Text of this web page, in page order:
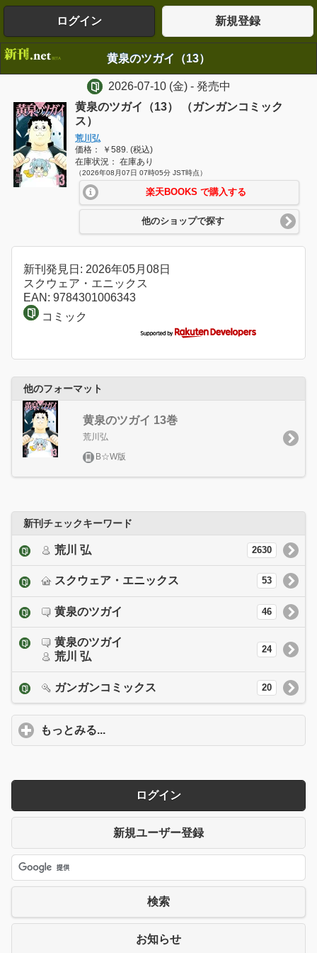
ログイン 新規登録
黄泉のツガイ（13）
2026-07-10(金)- 発売中
黄泉のツガイ（13） （ガンガンコミック
ス）
荒川弘
価格： ￥589. (税込)
在庫状況： 在庫あり
（2026年08月07日 07時05分 JST時点）
楽天BOOKS で購入する
他のショップで探す
新刊発見日: 2026年05月08日
スクウェア・エニックス
EAN: 9784301006343
コミック
他のフォーマット
黄泉のツガイ 13巻
荒川弘
B☆W版
新刊チェックキーワード
荒川 弘 2630
スクウェア・エニックス 53
黄泉のツガイ 46
黄泉のツガイ
荒川 弘
24
ガンガンコミックス 20
もっとみる...
ログイン
新規ユーザー登録
検索
お知らせ